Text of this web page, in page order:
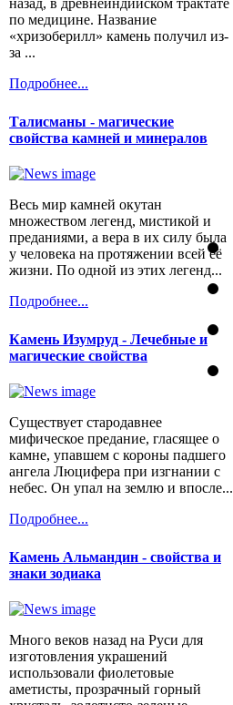
назад, в древнеиндийском трактате
по медицине. Название
«хризоберилл» камень получил из-
за ...
Подробнее...
Талисманы - магические
свойства камней и минералов
Весь мир камней окутан
множеством легенд, мистикой и
преданиями, а вера в их силу была
у человека на протяжении всей её
жизни. По одной из этих легенд...
Подробнее...
Камень Изумруд - Лечебные и
магические свойства
Существует стародавнее
мифическое предание, гласящее о
камне, упавшем с короны падшего
ангела Люцифера при изгнании с
небес. Он упал на землю и впосле...
Подробнее...
Камень Альмандин - свойства и
знаки зодиака
Много веков назад на Руси для
изготовления украшений
использовали фиолетовые
аметисты, прозрачный горный